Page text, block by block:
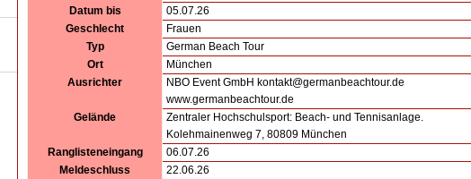
Datum bis
05.07.26
Geschlecht
Frauen
Typ
German Beach Tour
Ort
München
Ausrichter
NBO Event GmbH kontakt@germanbeachtour.de
www.germanbeachtour.de
Gelände
Zentraler Hochschulsport: Beach- und Tennisanlage.
Kolehmainenweg 7, 80809 München
Ranglisteneingang
06.07.26
Meldeschluss
22.06.26